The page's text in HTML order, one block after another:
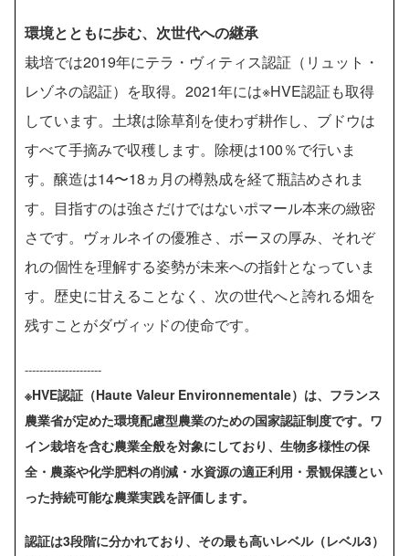
​環境とともに歩む、次世代への継承
栽培では2019年にテラ・ヴィティス認証（リュット・
レゾネの認証）を取得。2021年には※HVE認証も取得
しています。土壌は除草剤を使わず耕作し、ブドウは
すべて手摘みで収穫します。除梗は100％で行いま
す。醸造は14〜18ヵ月の樽熟成を経て瓶詰めされま
す。目指すのは強さだけではないポマール本来の緻密
さです。ヴォルネイの優雅さ、ボーヌの厚み、それぞ
れの個性を理解する姿勢が未来への指針となっていま
す。歴史に甘えることなく、次の世代へと誇れる畑を
残すことがダヴィッドの使命です。
---------------------
※HVE認証（Haute Valeur Environnementale）は、フランス
農業省が定めた環境配慮型農業のための国家認証制度です。ワ
イン栽培を含む農業全般を対象にしており、生物多様性の保
全・農薬や化学肥料の削減・水資源の適正利用・景観保護とい
った持続可能な農業実践を評価します。
認証は3段階に分かれており、その最も高いレベル（レベル3）